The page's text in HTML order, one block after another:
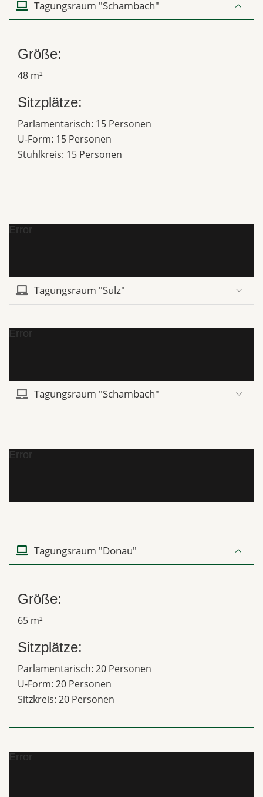
Tagungsraum "Schambach"
Größe:
48 m²
Sitzplätze:
Parlamentarisch: 15 Personen
U-Form: 15 Personen
Stuhlkreis: 15 Personen
Error
Tagungsraum "Sulz"
Error
Tagungsraum "Schambach"
Error
Tagungsraum "Donau"
Größe:
65 m²
Sitzplätze:
Parlamentarisch: 20 Personen
U-Form: 20 Personen
Sitzkreis: 20 Personen
Error